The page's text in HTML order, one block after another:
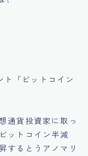
ト「ビットコイン
通貨投資家に取っ
ットコイン半減
するとうアノマリ